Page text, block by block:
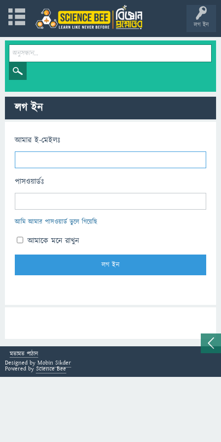
লগ ইন
লগ ইন
আমার ই-মেইলঃ
পাসওয়ার্ডঃ
আমি আমার পাসওয়ার্ড ভুলে গিয়েছি
আমাকে মনে রাখুন
মতামত পাঠান
Designed by Mobin Sikder
Powered by Science Bee